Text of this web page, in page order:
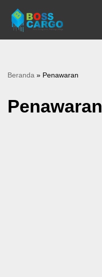
Lompat
ke
Beranda » Penawaran
Penawaran